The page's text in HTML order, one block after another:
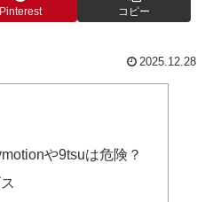
Pinterest コピー
2025.12.28
や9tsuは危険？